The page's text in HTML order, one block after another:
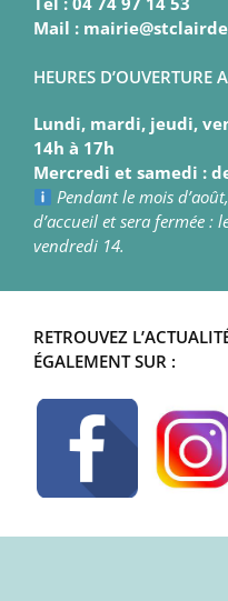
Mail :
HEURES
Lundi, mardi, jeudi,
14h à 17h
Mercredi et samedi :
Pendant le mois
d’accueil et sera fermée :
vendredi 14.
RETROUVEZ
ÉGALEMENT SUR :